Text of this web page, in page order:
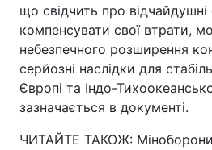
що свідчить про
компенсувати свої втрати,
небезпечного розширення
серйозні наслідки для
Європі та Індо-
зазначається в документі.
ЧИТАЙТЕ ТАКОЖ: Міноборони